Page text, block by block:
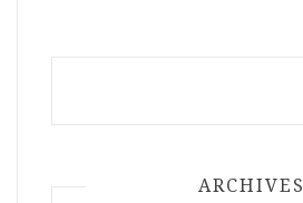
ARCHIVES